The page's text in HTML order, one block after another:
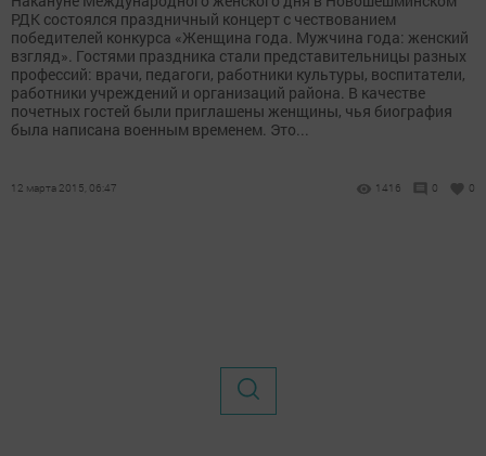
РДК состоялся праздничный концерт с чествованием
победителей конкурса «Женщина года. Мужчина года: женский
взгляд». Гостями праздника стали представительницы разных
профессий: врачи, педагоги, работники культуры, воспитатели,
работники учреждений и организаций района. В качестве
почетных гостей были приглашены женщины, чья биография
была написана военным временем. Это...
12 марта 2015, 06:47 1416 0 0